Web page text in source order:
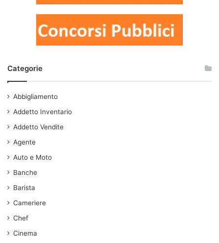
Categorie
Abbigliamento
Addetto Inventario
Addetto Vendite
Agente
Auto e Moto
Banche
Barista
Cameriere
Chef
Cinema